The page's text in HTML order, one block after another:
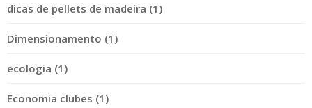
dicas de pellets de madeira (1)
Dimensionamento (1)
ecologia (1)
Economia clubes (1)